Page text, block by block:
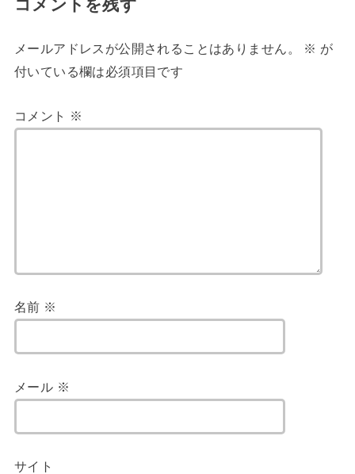
コメントを残す
メールアドレスが公開されることはありません。 ※ が
付いている欄は必須項目です
コメント ※
名前 ※
メール ※
サイト